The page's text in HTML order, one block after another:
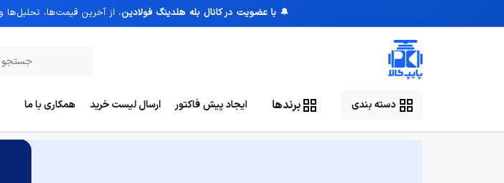
🔔با عضویت در کانال بله هلدینگ فولادین، از آخرین قیمت‌ها، تحلیل‌ها و
دسته بندی برندها ایجاد پیش فاکتور ارسال لیست خرید
همکاری با ما